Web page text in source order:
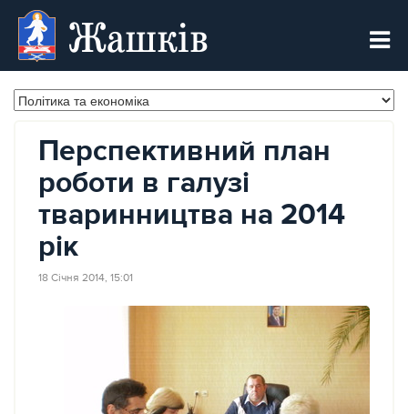
Жашків
Перспективний план
роботи в галузі
тваринництва на 2014
рік
18 Січня 2014, 15:01